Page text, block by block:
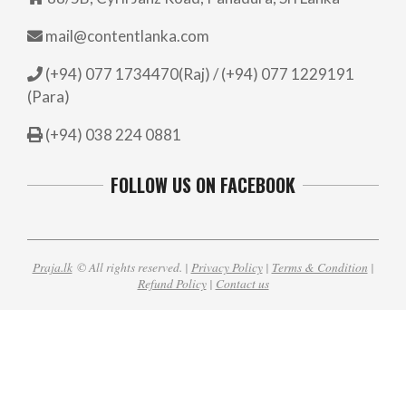
mail@contentlanka.com
(+94) 077 1734470(Raj) / (+94) 077 1229191
(Para)
(+94) 038 224 0881
FOLLOW US ON FACEBOOK
Praja.lk© All rights reserved. | Privacy Policy| Terms & Condition |
Refund Policy| Contact us